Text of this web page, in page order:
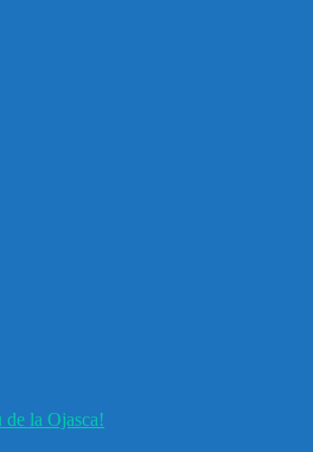
de la Ojasca!